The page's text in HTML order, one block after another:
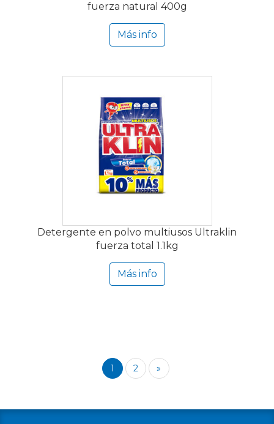
fuerza natural 400g
Más info
Detergente en polvo multiusos Ultraklin
fuerza total 1.1kg
Más info
1 2 »